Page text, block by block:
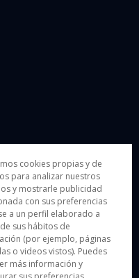
cookies propias y de
para analizar nuestros
y mostrarle publicidad
con sus preferencias
a un perfil elaborado a
sus hábitos de
(por ejemplo, páginas
o videos vistos). Puedes
más información y